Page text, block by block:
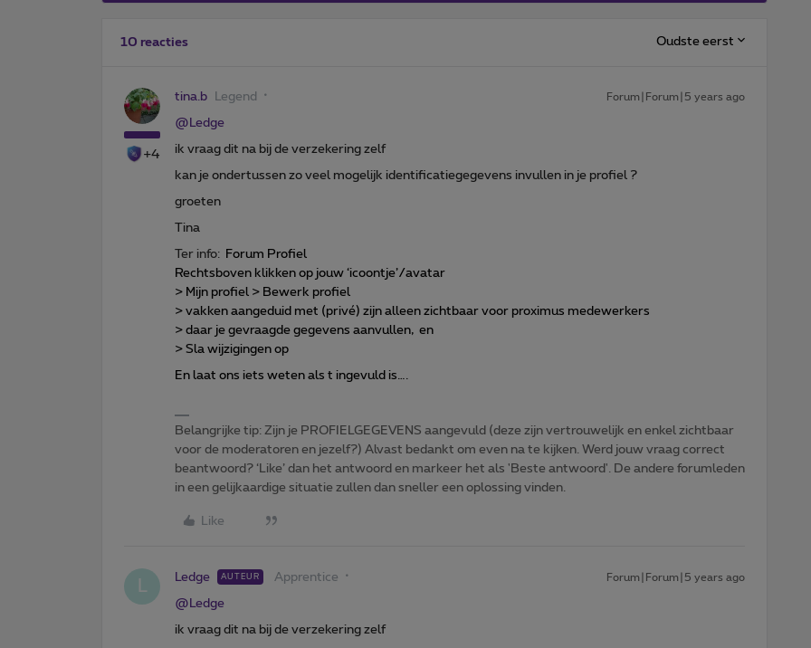
10 reacties Oudste eerst
+4
tina.b Legend Forum|Forum|5 years ago
@Ledge
ik vraag dit na bij de verzekering zelf
kan je ondertussen zo veel mogelijk identificatiegegevens invullen in je profiel ?
groeten
Tina
Ter info: Forum Profiel
Rechtsboven klikken op jouw ‘icoontje’/avatar
> Mijn profiel > Bewerk profiel
> vakken aangeduid met (privé) zijn alleen zichtbaar voor proximus medewerkers
> daar je gevraagde gegevens aanvullen, en
> Sla wijzigingen op
En laat ons iets weten als t ingevuld is….
Belangrijke tip: Zijn je PROFIELGEGEVENS aangevuld (deze zijn vertrouwelijk en enkel zichtbaar
voor de moderatoren en jezelf?) Alvast bedankt om even na te kijken. Werd jouw vraag correct
beantwoord? ‘Like’ dan het antwoord en markeer het als 'Beste antwoord'. De andere forumleden
in een gelijkaardige situatie zullen dan sneller een oplossing vinden.
Like
Ledge AUTEUR Apprentice Forum|Forum|5 years ago
@Ledge
ik vraag dit na bij de verzekering zelf